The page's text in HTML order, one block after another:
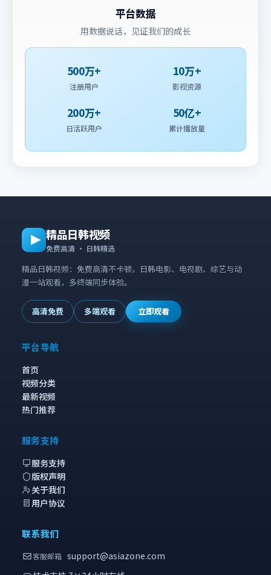
平台数据
用数据说话，见证我们的成长
500万+
注册用户
10万+
影视资源
200万+
日活跃用户
50亿+
累计播放量
精品日韩视频
免费高清 · 日韩精选
精品日韩视频：免费高清不卡顿，日韩电影、电视剧、综艺与动
漫一站观看，多终端同步体验。
高清免费 多端观看 立即观看
平台导航
首页
视频分类
最新视频
热门推荐
服务支持
服务支持
版权声明
关于我们
用户协议
联系我们
客服邮箱 support@asiazone.com